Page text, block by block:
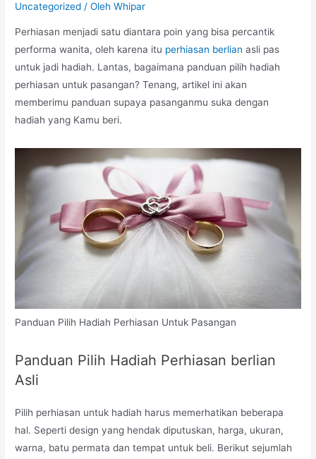
Uncategorized / OlehWhipar
Perhiasan menjadi satu diantara poin yang bisa percantik
performa wanita, oleh karena itu perhiasan berlian asli pas
untuk jadi hadiah. Lantas, bagaimana panduan pilih hadiah
perhiasan untuk pasangan? Tenang, artikel ini akan
memberimu panduan supaya pasanganmu suka dengan
hadiah yang Kamu beri.
Panduan Pilih Hadiah Perhiasan Untuk Pasangan
Panduan Pilih Hadiah Perhiasan berlian
Asli
Pilih perhiasan untuk hadiah harus memerhatikan beberapa
hal. Seperti design yang hendak diputuskan, harga, ukuran,
warna, batu permata dan tempat untuk beli. Berikut sejumlah